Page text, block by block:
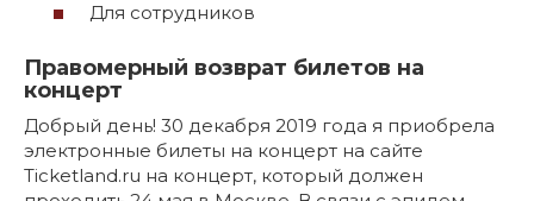
Для сотрудников
Правомерный возврат билетов на
концерт
Добрый день! 30 декабря 2019 года я приобрела
электронные билеты на концерт на сайте
Ticketland.ru на концерт, который должен